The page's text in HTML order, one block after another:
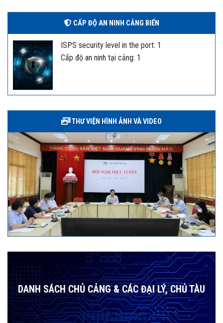
CẤP ĐỘ AN NINH CẢNG BIỂN
ISPS security level in the port: 1
Cấp độ an ninh tại cảng: 1
THƯ VIỆN HÌNH ẢNH VÀ VIDEO
DANH SÁCH CHỦ CẢNG & CÁC ĐẠI LÝ, CHỦ TÀU